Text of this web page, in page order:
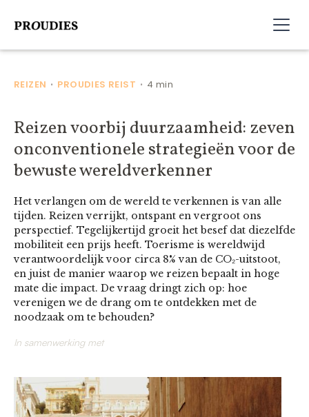
REIZEN • PROUDIES REIST • 4 min
Reizen voorbij duurzaamheid: zeven
onconventionele strategieën voor de
bewuste wereldverkenner
Het verlangen om de wereld te verkennen is van alle
tijden. Reizen verrijkt, ontspant en vergroot ons
perspectief. Tegelijkertijd groeit het besef dat diezelfde
mobiliteit een prijs heeft. Toerisme is wereldwijd
verantwoordelijk voor circa 8% van de CO₂-uitstoot,
en juist de manier waarop we reizen bepaalt in hoge
mate die impact. De vraag dringt zich op: hoe
verenigen we de drang om te ontdekken met de
noodzaak om te behouden?
In samenwerking met